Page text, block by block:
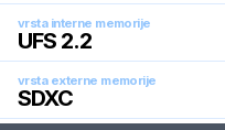
vrsta interne memorije
UFS 2.2
vrsta externe memorije
SDXC